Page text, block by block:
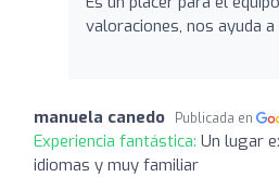
valoraciones, nos ayuda
manuela canedo Publicada en
Experiencia fantástica: Un lugar
idiomas y muy familiar